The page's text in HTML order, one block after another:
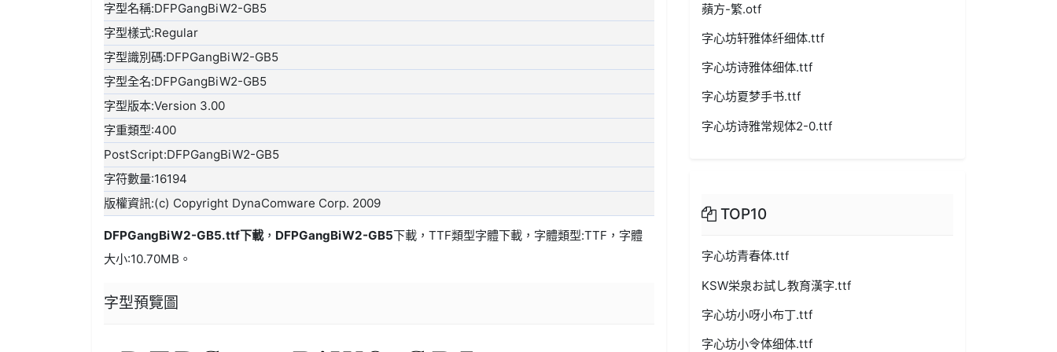
字型名稱:DFPGangBiW2-GB5
字型樣式:Regular
字型識別碼:DFPGangBiW2-GB5
字型全名:DFPGangBiW2-GB5
字型版本:Version 3.00
字重類型:400
PostScript:DFPGangBiW2-GB5
字符數量:16194
版權資訊:(c) Copyright DynaComware Corp. 2009
DFPGangBiW2-GB5.ttf下載， DFPGangBiW2-GB5下載，TTF類型字體下載，字體類型:TTF ，字體
大小:10.70MB。
字型預覽圖
蘋方-繁.otf
字心坊轩雅体纤细体.ttf
字心坊诗雅体细体.ttf
字心坊夏梦手书.ttf
字心坊诗雅常规体2-0.ttf
TOP10
字心坊青春体.ttf
KSW栄泉お試し教育漢字.ttf
字心坊小呀小布丁.ttf
字心坊小令体细体.ttf